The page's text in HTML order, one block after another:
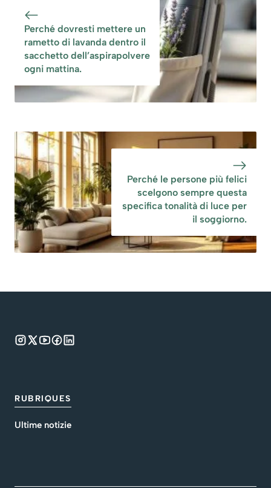
Perché dovresti mettere un
rametto di lavanda dentro il
sacchetto dell’aspirapolvere
ogni mattina.
Perché le persone più felici
scelgono sempre questa
specifica tonalità di luce per
il soggiorno.
RUBRIQUES
Ultime notizie